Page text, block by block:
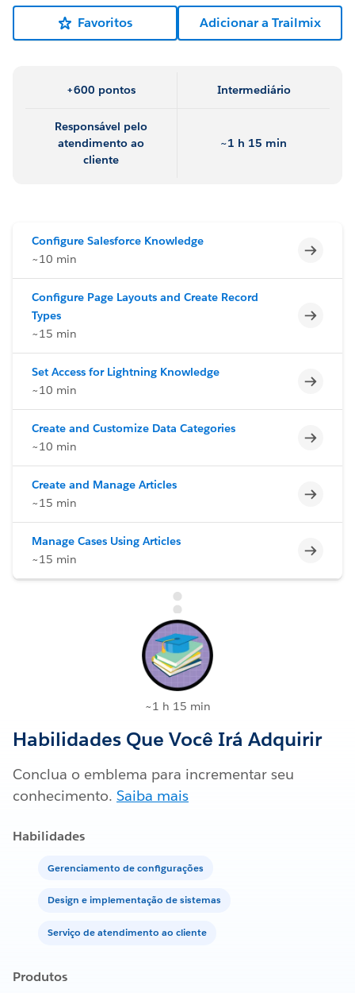
Favoritos Adicionar a Trailmix
+600 pontos Intermediário
Responsável pelo
atendimento ao
cliente
~1 h 15 min
Configure Salesforce Knowledge
~10 min
Configure Page Layouts and Create Record
Types
~15 min
Set Access for Lightning Knowledge
~10 min
Create and Customize Data Categories
~10 min
Create and Manage Articles
~15 min
Manage Cases Using Articles
~15 min
~1 h 15 min
Habilidades Que Você Irá Adquirir
Conclua o emblema para incrementar seu
conhecimento. Saiba mais
Habilidades
Gerenciamento de configurações
Design e implementação de sistemas
Serviço de atendimento ao cliente
Produtos